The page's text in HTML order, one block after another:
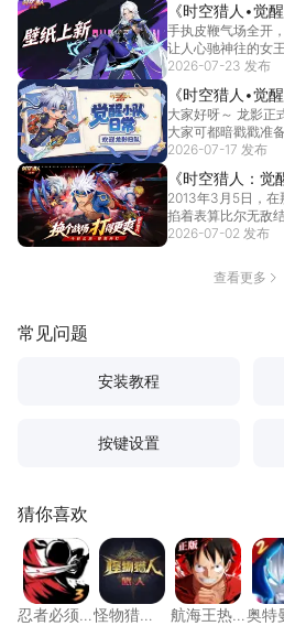
《时空猎人•觉
手执皮鞭气场全开
让人心驰神往的女
霸气... [详情]
2026-07-23 发布
《时空猎人•觉
常之欢迎龙影归
大家好呀～ 龙影正
大家可都暗戳戳准
室见... [详情]
2026-07-17 发布
《时空猎人：
个战场，打得更
2013年3月5日，在
掐着表算比尔无敌
能，为... [详情]
2026-07-02 发布
查看更多
常见问题
安装教程
按键设置
猜你喜欢
忍者必须死3
忍者必须
怪物猎人：旅人
怪物猎
航海王热
航海王热
奥特